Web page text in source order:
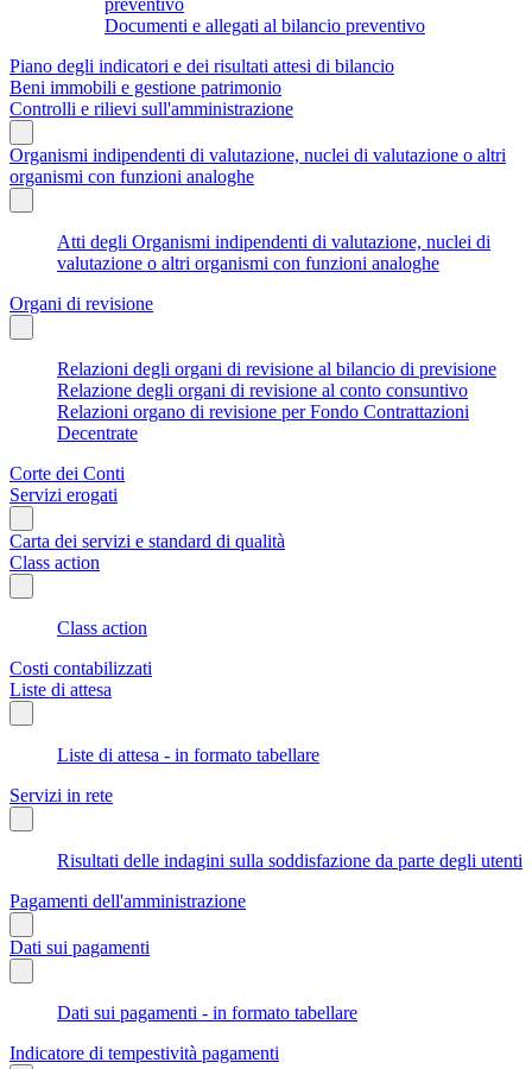
Documenti e allegati al bilancio preventivo
Piano degli indicatori e dei risultati attesi di bilancio
Beni immobili e gestione patrimonio
Controlli e rilievi sull'amministrazione
Organismi indipendenti di valutazione, nuclei di valutazione o altri
organismi con funzioni analoghe
Atti degli Organismi indipendenti di valutazione, nuclei di
valutazione o altri organismi con funzioni analoghe
Organi di revisione
Relazioni degli organi di revisione al bilancio di previsione
Relazione degli organi di revisione al conto consuntivo
Relazioni organo di revisione per Fondo Contrattazioni
Decentrate
Corte dei Conti
Servizi erogati
Carta dei servizi e standard di qualità
Class action
Class action
Costi contabilizzati
Liste di attesa
Liste di attesa - in formato tabellare
Servizi in rete
Risultati delle indagini sulla soddisfazione da parte degli utenti
Pagamenti dell'amministrazione
Dati sui pagamenti
Dati sui pagamenti - in formato tabellare
Indicatore di tempestività pagamenti